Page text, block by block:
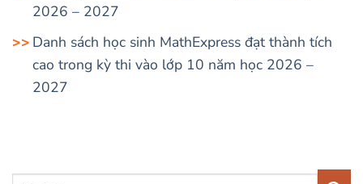
2026 – 2027
Danh sách học sinh MathExpress đạt thành tích
cao trong kỳ thi vào lớp 10 năm học 2026 –
2027